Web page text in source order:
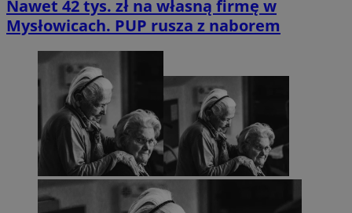
Nawet 42 tys. zł na własną firmę w
Mysłowicach. PUP rusza z naborem